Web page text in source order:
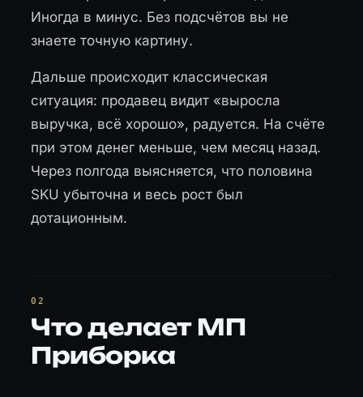
Иногда в минус. Без подсчётов вы не
знаете точную картину.
Дальше происходит классическая
ситуация: продавец видит «выросла
выручка, всё хорошо», радуется. На счёте
при этом денег меньше, чем месяц назад.
Через полгода выясняется, что половина
SKU убыточна и весь рост был
дотационным.
Что делает МП
Приборка